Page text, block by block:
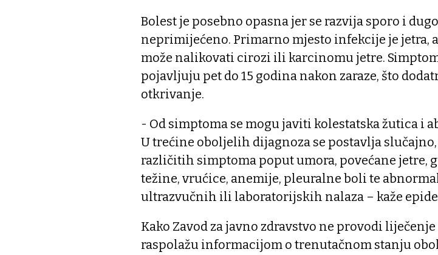
Bolest je posebno opasna jer se razvija sporo i
neprimijećeno. Primarno mjesto infekcije je jetra,
može nalikovati cirozi ili karcinomu jetre.
pojavljuju pet do 15 godina nakon zaraze, što
otkrivanje.
- Od simptoma se mogu javiti kolestatska žutica i
U trećine oboljelih dijagnoza se postavlja
različitih simptoma poput umora, povećane jetre,
težine, vrućice, anemije, pleuralne boli te
ultrazvučnih ili laboratorijskih nalaza – kaže
Kako Zavod za javno zdravstvo ne provodi
raspolažu informacijom o trenutačnom stanju